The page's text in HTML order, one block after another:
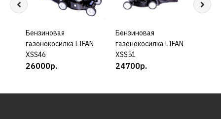
КУПИТЬ
Бензиновая
газонокосилка LIFAN
XSS46
26000р.
КУПИТЬ
Бензиновая
газонокосилка LIFAN
XSS51
24700р.